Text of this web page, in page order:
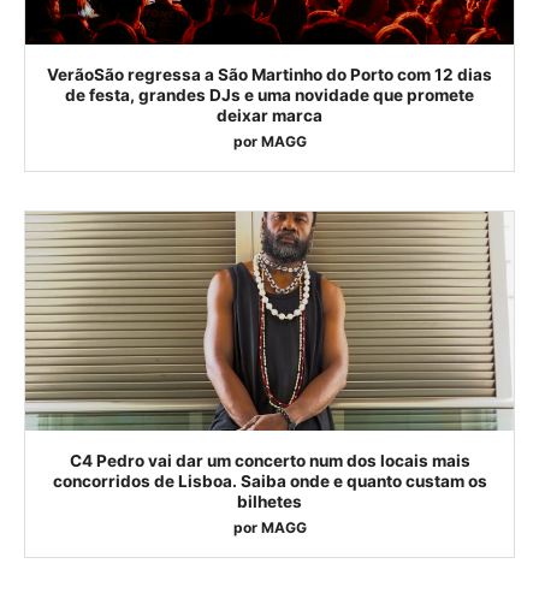
VerãoSão regressa a São Martinho do Porto com 12 dias
de festa, grandes DJs e uma novidade que promete
deixar marca
por MAGG
C4 Pedro vai dar um concerto num dos locais mais
concorridos de Lisboa. Saiba onde e quanto custam os
bilhetes
por MAGG